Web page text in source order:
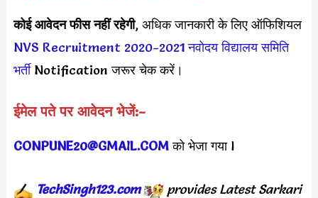
कोई आवेदन फीस नहीं रहेगी, अधिक जानकारी के लिए ऑफिशियल
NVS Recruitment 2020-2021 नवोदय विद्यालय समिति
भर्तीNotification जरूर चेक करें।
ईमेल पते पर आवेदन भेजें:-
CONPUNE20@GMAIL.COMको भेजा गया l
TechSingh123.com
provides Latest Sarkari